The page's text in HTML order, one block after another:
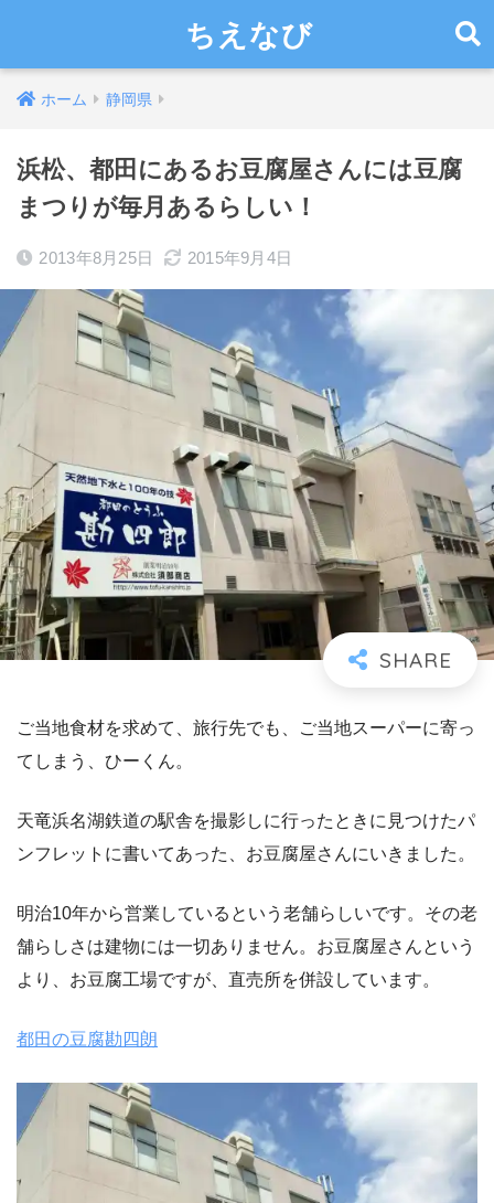
ちえなび
ホーム 静岡県
浜松、都田にあるお豆腐屋さんには豆腐
まつりが毎月あるらしい！
2013年8月25日 2015年9月4日
ご当地食材を求めて、旅行先でも、ご当地スーパーに寄っ
てしまう、ひーくん。
天竜浜名湖鉄道の駅舎を撮影しに行ったときに見つけたパ
ンフレットに書いてあった、お豆腐屋さんにいきました。
明治10年から営業しているという老舗らしいです。その老
舗らしさは建物には一切ありません。お豆腐屋さんという
より、お豆腐工場ですが、直売所を併設しています。
都田の豆腐勘四朗